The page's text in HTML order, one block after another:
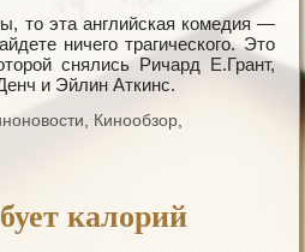
то эта английская комедия —
ничего трагического. Это
снялись Ричард Е.Грант,
и Эйлин Аткинс.
, Кинообзор,
калорий